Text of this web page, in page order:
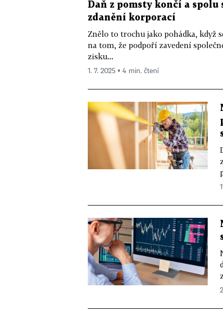
Daň z pomsty končí a spolu
zdanění korporací
Znělo to trochu jako pohádka, když
na tom, že podpoří zavedení
zisku...
1. 7. 2025 ▪ 4 min. čtení